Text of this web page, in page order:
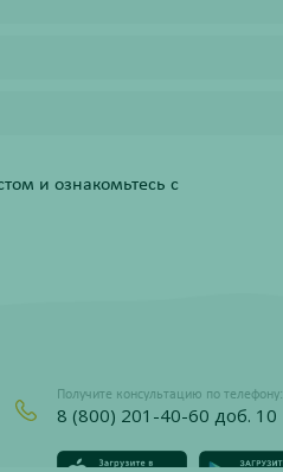
и ознакомьтесь с
Получите консультацию по телефону:
8 (800) 201-40-60 доб. 10